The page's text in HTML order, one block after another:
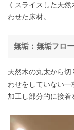
くスライスした天
わせた床材。
無垢：無垢フロ
天然木の丸太から
わせをしていない
加工し部分的に接着